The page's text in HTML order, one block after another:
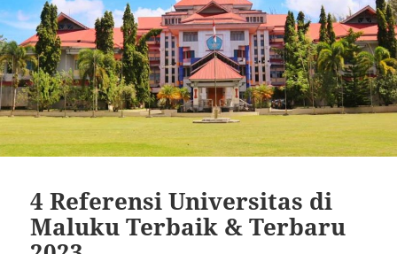
4 Referensi Universitas di
Maluku Terbaik & Terbaru